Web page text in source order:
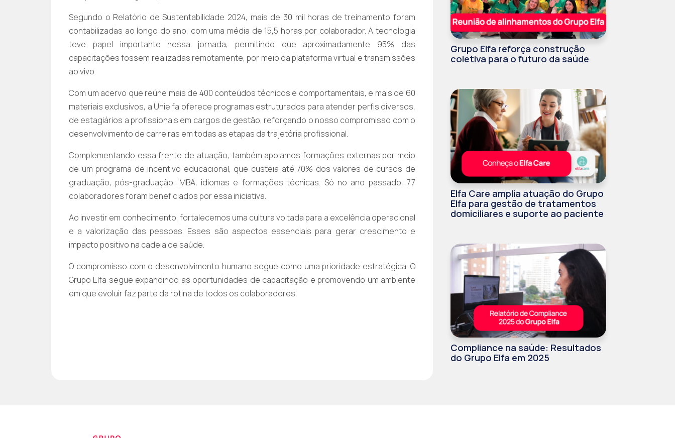
Segundo o Relatório de Sustentabilidade 2024, mais de 30 mil horas de treinamento foram
contabilizadas ao longo do ano, com uma média de 15,5 horas por colaborador. A tecnologia
teve papel importante nessa jornada, permitindo que aproximadamente 95% das
capacitações fossem realizadas remotamente, por meio da plataforma virtual e transmissões
ao vivo.
Com um acervo que reúne mais de 400 conteúdos técnicos e comportamentais, e mais de 60
materiais exclusivos, a Unielfa oferece programas estruturados para atender perfis diversos,
de estagiários a profissionais em cargos de gestão, reforçando o nosso compromisso com o
desenvolvimento de carreiras em todas as etapas da trajetória profissional.
Complementando essa frente de atuação, também apoiamos formações externas por meio
de um programa de incentivo educacional, que custeia até 70% dos valores de cursos de
graduação, pós-graduação, MBA, idiomas e formações técnicas. Só no ano passado, 77
colaboradores foram beneficiados por essa iniciativa.
Ao investir em conhecimento, fortalecemos uma cultura voltada para a excelência operacional
e a valorização das pessoas. Esses são aspectos essenciais para gerar crescimento e
impacto positivo na cadeia de saúde.
O compromisso com o desenvolvimento humano segue como uma prioridade estratégica. O
Grupo Elfa segue expandindo as oportunidades de capacitação e promovendo um ambiente
em que evoluir faz parte da rotina de todos os colaboradores.
Grupo Elfa reforça construção
coletiva para o futuro da saúde
Elfa Care amplia atuação do Grupo
Elfa para gestão de tratamentos
domiciliares e suporte ao paciente
Compliance na saúde: Resultados
do Grupo Elfa em 2025